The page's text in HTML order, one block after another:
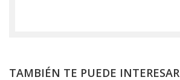
TAMBIÉN TE PUEDE INTERESAR